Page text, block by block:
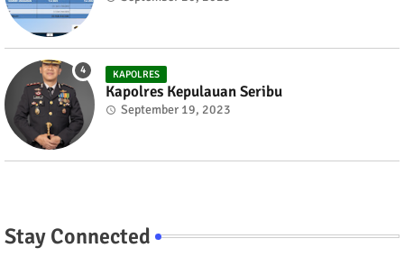
KAPOLRES
Kapolres Kepulauan Seribu
September 19, 2023
Stay Connected